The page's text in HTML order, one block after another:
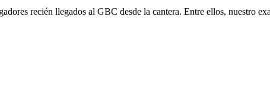
recién llegados al GBC desde la cantera. Entre ellos, nuestro